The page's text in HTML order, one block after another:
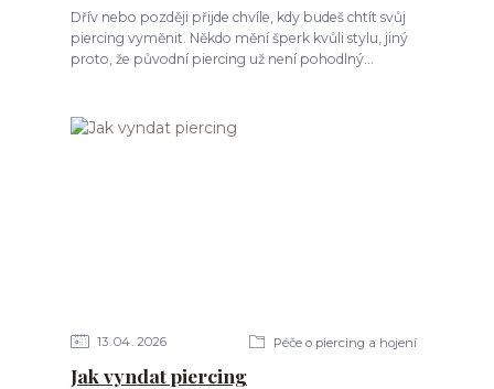
Dřív nebo později přijde chvíle, kdy budeš chtít svůj
piercing vyměnit. Někdo mění šperk kvůli stylu, jiný
proto, že původní piercing už není pohodlný...
13 04 2026 Péče o piercing a hojení
Jak vyndat piercing